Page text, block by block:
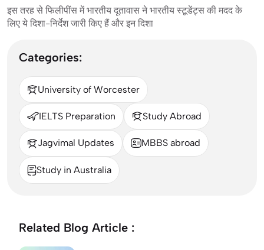
इस तरह से फिलीपींस में भारतीय दूतावास ने भारतीय स्टूडेंट्स की मदद के
लिए ये दिशा-निर्देश जारी किए हैं और इन दिशा
Categories:
University of Worcester
IELTS Preparation Study Abroad
Jagvimal Updates MBBS abroad
Study in Australia
Related Blog Article :